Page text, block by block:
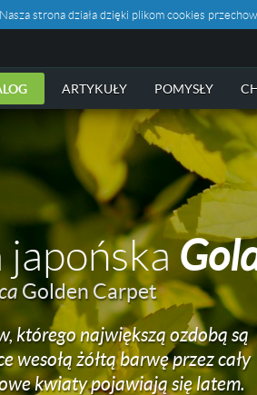
Nasza strona działa dzięki plikom cookies
ARTYKUŁY POMYSŁY
japońska
Golden Carpet
którego największą ozdobą są
wesołą żółtą barwę przez cały
kwiaty pojawiają się latem.